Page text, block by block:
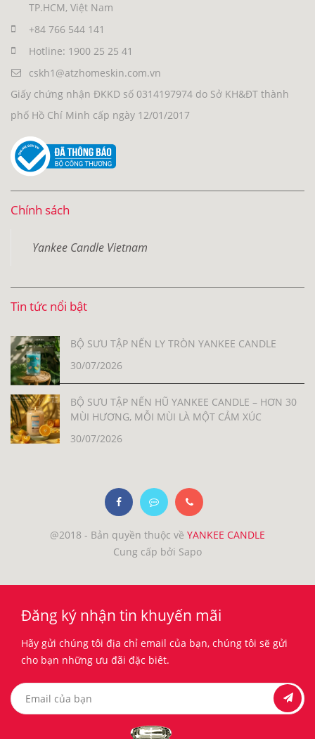
TP.HCM, Việt Nam
+84 766 544 141
Hotline: 1900 25 25 41
cskh1@atzhomeskin.com.vn
Giấy chứng nhận ĐKKD số 0314197974 do Sở KH&ĐT thành
phố Hồ Chí Minh cấp ngày 12/01/2017
Chính sách
Yankee Candle Vietnam
Tin tức nổi bật
BỘ SƯU TẬP NẾN LY TRÒN YANKEE CANDLE
30/07/2026
BỘ SƯU TẬP NẾN HŨ YANKEE CANDLE – HƠN 30
MÙI HƯƠNG, MỖI MÙI LÀ MỘT CẢM XÚC
30/07/2026
@2018 - Bản quyền thuộc về YANKEE CANDLE
Cung cấp bởi Sapo
Đăng ký nhận tin khuyến mãi
Hãy gửi chúng tôi địa chỉ email của bạn, chúng tôi sẽ gửi
cho bạn những ưu đãi đặc biêt.